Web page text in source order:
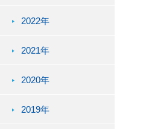
2022年
2021年
2020年
2019年